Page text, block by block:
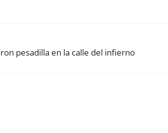
pesadilla en la calle del infierno